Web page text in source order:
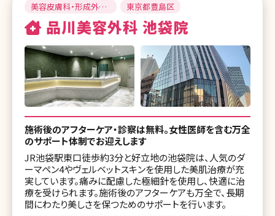
美容皮膚科・形成外
科・美容外科
東京都豊島区
品川美容外科 池袋院
施術後のアフターケア・診察は無料。女性医師を含む万全
のサポート体制でお迎えします
JR池袋駅東口徒歩約3分と好立地の池袋院は、人気のダ
ーマペン4やヴェルベットスキンを使用した美肌治療が充
実しています。痛みに配慮した極細針を使用し、快適に治
療を受けられます。施術後のアフターケアも万全で、長期
間にわたり美しさを保つためのサポートを行います。